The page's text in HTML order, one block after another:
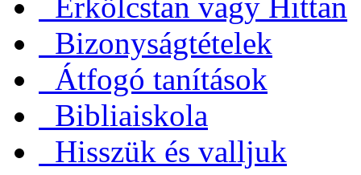
Erkölcstan vagy Hittan
Bizonyságtételek
Átfogó tanítások
Bibliaiskola
Hisszük és valljuk